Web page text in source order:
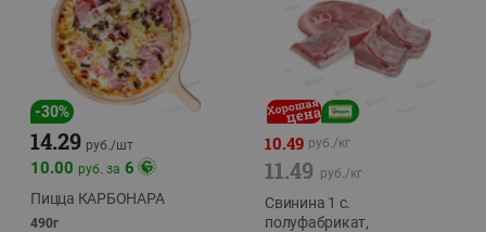
-30%
14.29 руб./шт
10.00 руб. за 6
Пицца КАРБОНАРА
490г
10.49 руб./кг
11.49 руб./кг
Свинина 1 с.
полуфабрикат,